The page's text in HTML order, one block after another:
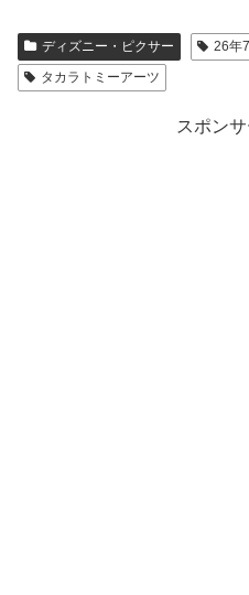
ディズニー・ピクサー 26年
タカラトミーアーツ
スポン